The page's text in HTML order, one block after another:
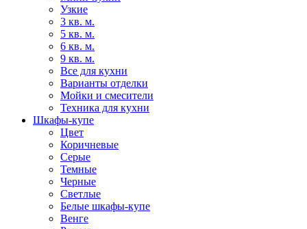
Узкие
3 кв. м.
5 кв. м.
6 кв. м.
9 кв. м.
Все для кухни
Варианты отделки
Мойки и смесители
Техника для кухни
Шкафы-купе
Цвет
Коричневые
Серые
Темные
Черные
Светлые
Белые шкафы-купе
Венге